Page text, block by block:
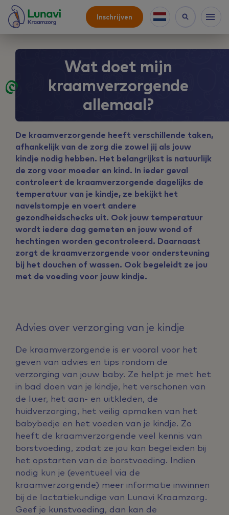
Inschrijven
Wat doet mijn
kraamverzorgende
allemaal?
De kraamverzorgende heeft verschillende taken,
afhankelijk van de zorg die zowel jij als jouw
kindje nodig hebben. Het belangrijkst is natuurlijk
de zorg voor moeder en kind. In ieder geval
controleert de kraamverzorgende dagelijks de
temperatuur van je kindje, ze bekijkt het
navelstompje en voert andere
gezondheidschecks uit. Ook jouw temperatuur
wordt iedere dag gemeten en jouw wond of
hechtingen worden gecontroleerd. Daarnaast
zorgt de kraamverzorgende voor ondersteuning
bij het douchen of wassen. Ook begeleidt ze jou
met de voeding voor jouw kindje.
Advies over verzorging van je kindje
De kraamverzorgende is er vooral voor het
geven van advies en tips rondom de
verzorging van jouw baby. Ze helpt je met het
in bad doen van je kindje, het verschonen van
de luier, het aan- en uitkleden, de
huidverzorging, het veilig opmaken van het
babybedje en het voeden van je kindje. Zo
heeft de kraamverzorgende veel kennis van
borstvoeding, zodat ze jou kan begeleiden bij
het opstarten van de borstvoeding. Indien
nodig kun je (eventueel via de
kraamverzorgende) meer informatie inwinnen
bij de lactatiekundige van Lunavi Kraamzorg.
Geef je kunstvoeding, dan kan de